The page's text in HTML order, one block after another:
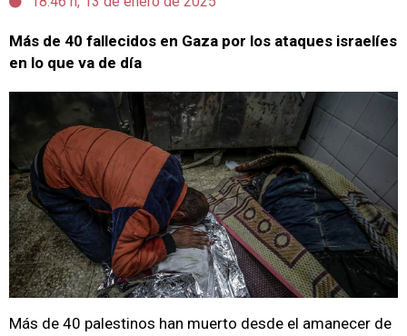
Más de 40 fallecidos en Gaza por los ataques israelíes
en lo que va de día
Más de 40 palestinos han muerto desde el amanecer de